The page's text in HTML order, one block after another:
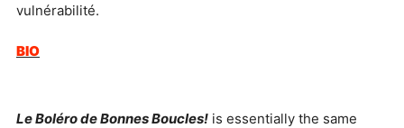
vulnérabilité.
BIO
Le Boléro de Bonnes Boucles! is essentially the same